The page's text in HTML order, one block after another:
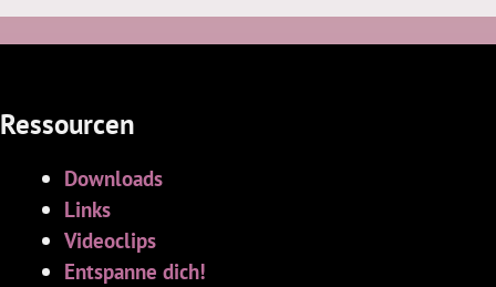
Ressourcen
Downloads
Links
Videoclips
Entspanne dich!